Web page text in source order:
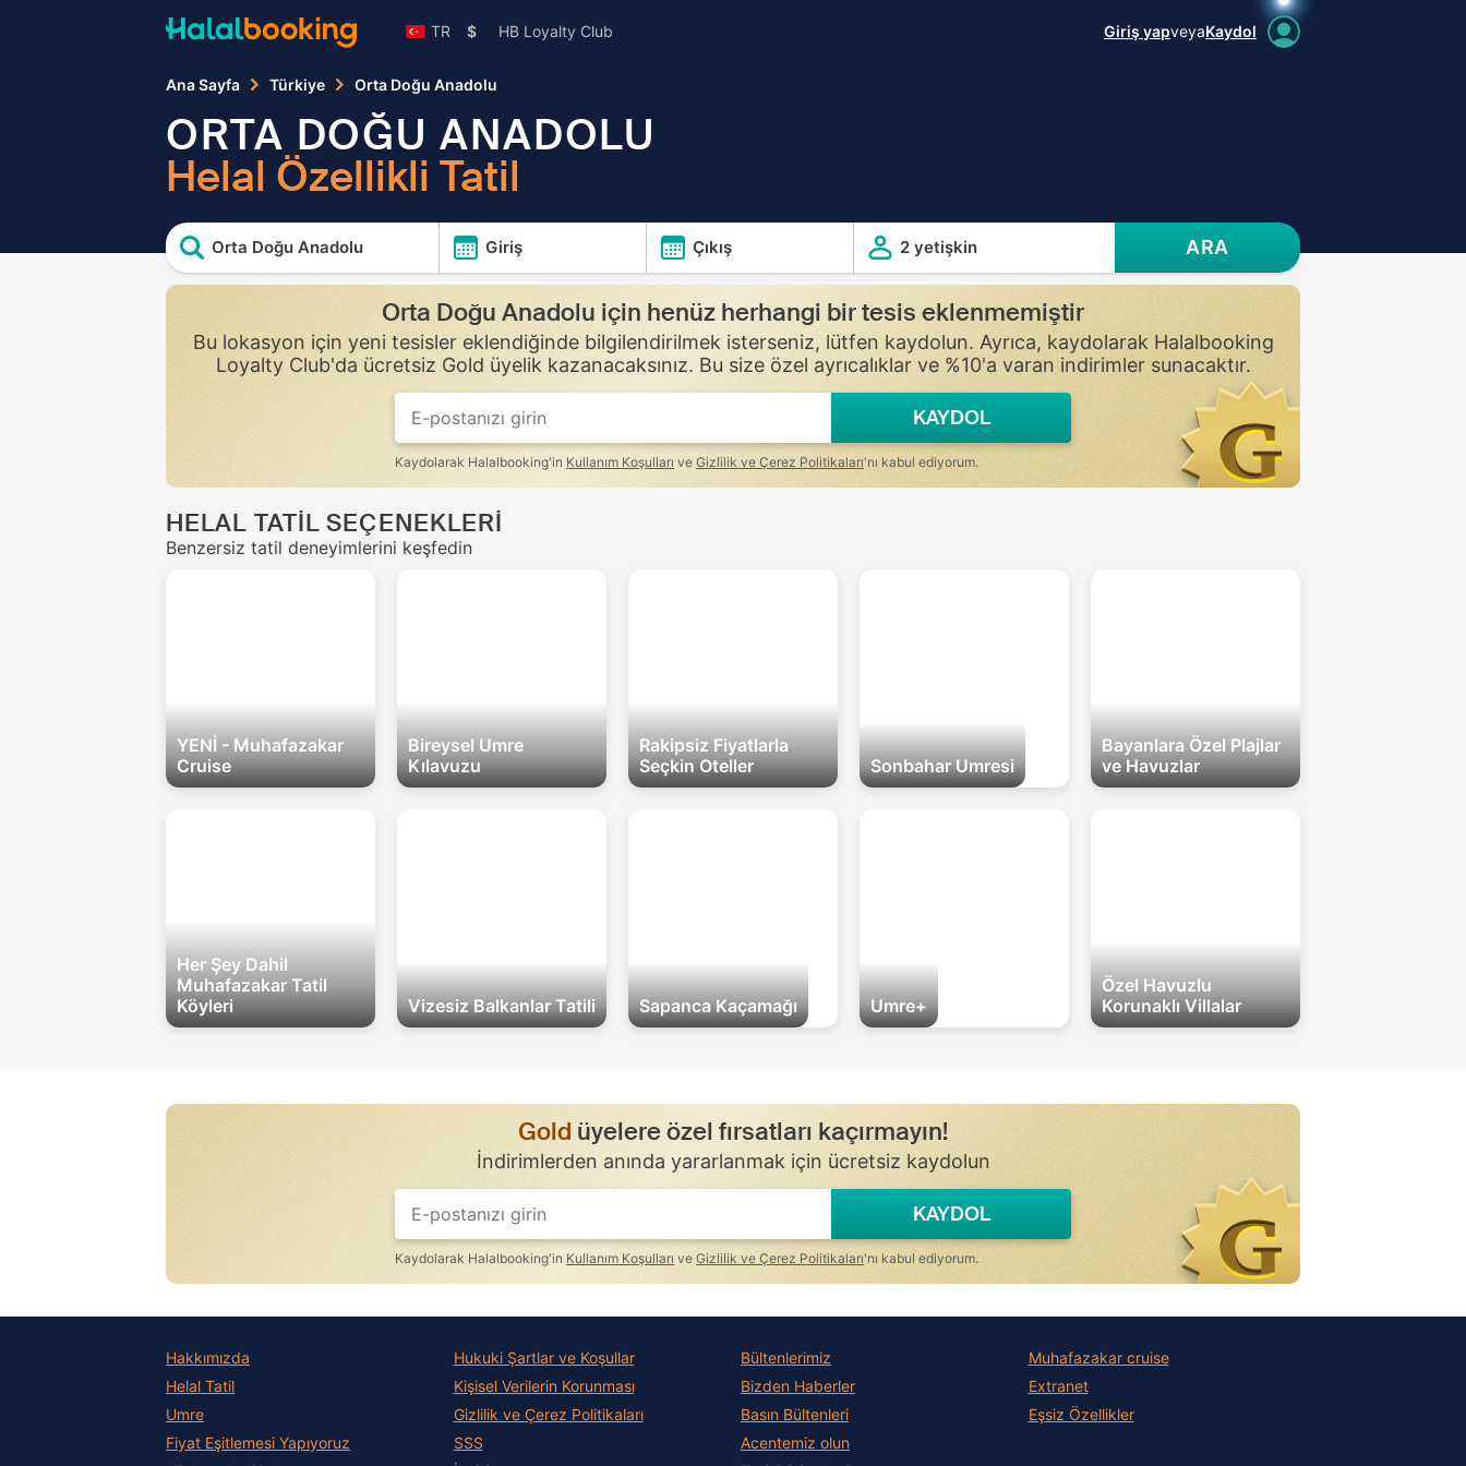
TR $ HB Loyalty Club Giriş yapveyaKaydol
Ana Sayfa Türkiye Orta Doğu Anadolu
ORTA DOĞU ANADOLU
Helal Özellikli Tatil
Orta Doğu Anadolu Giriş Çıkış 2 yetişkin ARA
Orta Doğu Anadolu için henüz herhangi bir tesis eklenmemiştir
Bu lokasyon için yeni tesisler eklendiğinde bilgilendirilmek isterseniz, lütfen kaydolun. Ayrıca, kaydolarak Halalbooking
Loyalty Club'da ücretsiz Gold üyelik kazanacaksınız. Bu size özel ayrıcalıklar ve %10'a varan indirimler sunacaktır.
If
you
are
a
human,
ignore
field
KAYDOL
Kaydolarak Halalbooking'in Kullanım Koşulları ve Gizlilik ve Çerez Politikaları'nı kabul ediyorum.
HELAL TATİL SEÇENEKLERİ
Benzersiz tatil deneyimlerini keşfedin
YENİ - Muhafazakar
Cruise
Bireysel Umre
Kılavuzu
Rakipsiz Fiyatlarla
Seçkin Oteller
Sonbahar Umresi
Bayanlara Özel Plajlar
ve Havuzlar
Her Şey Dahil
Muhafazakar Tatil
Köyleri
Vizesiz Balkanlar Tatili Sapanca Kaçamağı Umre+
Özel Havuzlu
Korunaklı Villalar
Gold üyelere özel fırsatları kaçırmayın!
İndirimlerden anında yararlanmak için ücretsiz kaydolun
KAYDOL
Kaydolarak Halalbooking'in Kullanım Koşulları ve Gizlilik ve Çerez Politikaları'nı kabul ediyorum.
Hakkımızda
Helal Tatil
Umre
Fiyat Eşitlemesi Yapıyoruz
Hukuki Şartlar ve Koşullar
Kişisel Verilerin Korunması
Gizlilik ve Çerez Politikaları
SSS
Bültenlerimiz
Bizden Haberler
Basın Bültenleri
Acentemiz olun
Muhafazakar сruise
Extranet
Eşsiz Özellikler